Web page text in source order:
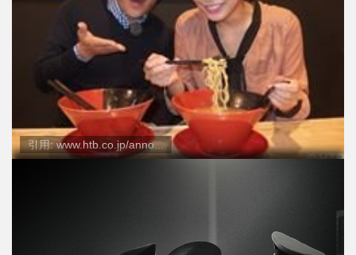
引用: www.htb.co.jp/anno...